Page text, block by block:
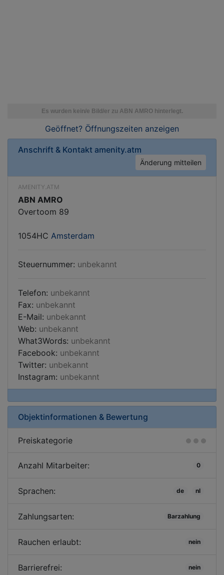
Geöffnet? Öffnungszeiten anzeigen
Anschrift & Kontakt amenity.atm
Änderung mitteilen
AMENITY.ATM
ABN AMRO
Overtoom 89
1054HC Amsterdam
Steuernummer: unbekannt
Telefon: unbekannt
Fax: unbekannt
E-Mail: unbekannt
Web: unbekannt
What3Words: unbekannt
Facebook: unbekannt
Twitter: unbekannt
Instagram: unbekannt
Objektinformationen & Bewertung
Preiskategorie
Anzahl Mitarbeiter: 0
Sprachen: de nl
Zahlungsarten: Barzahlung
Rauchen erlaubt: nein
Barrierefrei: nein